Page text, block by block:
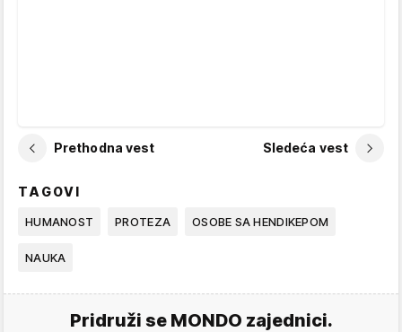
Prethodna vest Sledeća vest
TAGOVI
HUMANOST PROTEZA OSOBE SA HENDIKEPOM
NAUKA
Pridruži se MONDO zajednici.